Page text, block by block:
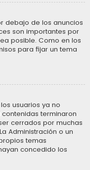
debajo de los anuncios
son importantes por
posible. Como en los
para fijar un tema
usuarios ya no
terminaron
cerrados por muchas
Administración o un
temas
concedido los